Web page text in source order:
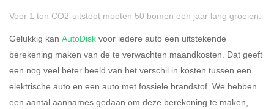
Rijdt u meer dan 500
kilometer privé?
Ja Nee
Voor 1 ton CO2-uitstoot moeten 50 bomen een jaar lang groeien.
Gelukkig kan AutoDisk voor iedere auto een uitstekende
berekening maken van de te verwachten maandkosten. Dat geeft
een nog veel beter beeld van het verschil in kosten tussen een
elektrische auto en een auto met fossiele brandstof. We hebben
een aantal aannames gedaan om deze berekening te maken,